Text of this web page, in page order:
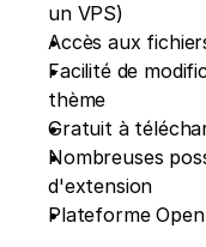
un VPS)
Accès aux
Facilité de
thème
Gratuit à
Nombreuses
d'extension
Plateforme